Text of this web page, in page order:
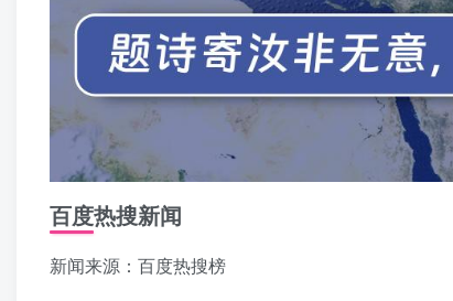
百度热搜新闻
新闻来源：百度热搜榜